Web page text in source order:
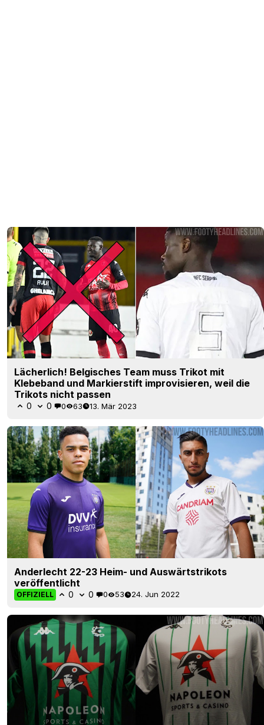
Lächerlich! Belgisches Team muss Trikot mit
Klebeband und Markierstift improvisieren, weil die
Trikots nicht passen
0 0 0 63 13. Mär 2023
Anderlecht 22-23 Heim- und Auswärtstrikots
veröffentlicht
OFFIZIELL 0 0 0 53 24. Jun 2022